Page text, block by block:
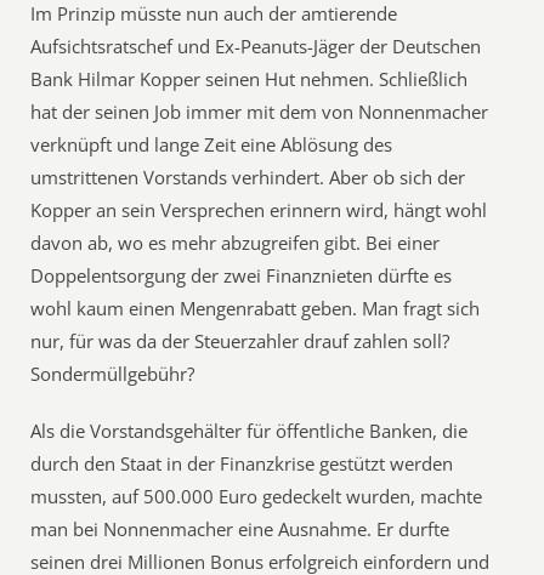
Im Prinzip müsste nun auch der amtierende
Aufsichtsratschef und Ex-Peanuts-Jäger der Deutschen
Bank Hilmar Kopper seinen Hut nehmen. Schließlich
hat der seinen Job immer mit dem von Nonnenmacher
verknüpft und lange Zeit eine Ablösung des
umstrittenen Vorstands verhindert. Aber ob sich der
Kopper an sein Versprechen erinnern wird, hängt wohl
davon ab, wo es mehr abzugreifen gibt. Bei einer
Doppelentsorgung der zwei Finanznieten dürfte es
wohl kaum einen Mengenrabatt geben. Man fragt sich
nur, für was da der Steuerzahler drauf zahlen soll?
Sondermüllgebühr?
Als die Vorstandsgehälter für öffentliche Banken, die
durch den Staat in der Finanzkrise gestützt werden
mussten, auf 500.000 Euro gedeckelt wurden, machte
man bei Nonnenmacher eine Ausnahme. Er durfte
seinen drei Millionen Bonus erfolgreich einfordern und